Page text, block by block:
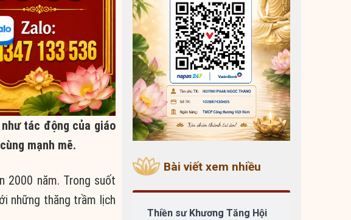
tác động của giáo
mạnh mẽ.
2000 năm. Trong suốt
những thăng trầm lịch
Bài viết xem nhiều
Thiền sư Khương Tăng Hội